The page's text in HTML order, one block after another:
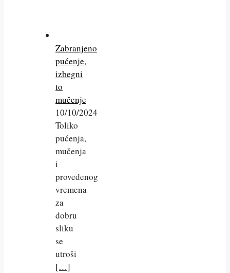
Zabranjeno
pućenje,
izbegni
to
mučenje
10/10/2024
Toliko
pućenja,
mučenja
i
provedenog
vremena
za
dobru
sliku
se
utroši
[…]